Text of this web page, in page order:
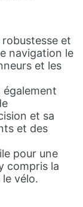
robustesse et
navigation le
et les
également
et sa
et des
pour une
compris la
vélo.